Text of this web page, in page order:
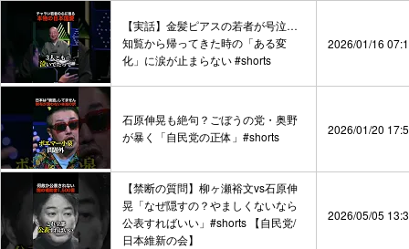
【実話】金髪ピアスの若者が号泣…
知覧から帰ってきた時の「ある変
化」に涙が止まらない #shorts
2026/01/16
石原伸晃も絶句？ごぼうの党・奥野
が暴く「自民党の正体」#shorts
2026/01/20
【禁断の質問】柳ヶ瀬裕文vs石原伸
晃「なぜ隠すの？やましくないなら
公表すればいい」#shorts 【自民党/
日本維新の会】
2026/05/05